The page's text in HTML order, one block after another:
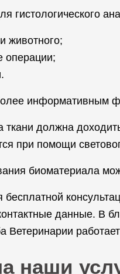
гистологического
животного;
операции;
информативным
ткани должна
при помощи
биоматериала
бесплатной
данные. В
Ветеринарии работает
наши